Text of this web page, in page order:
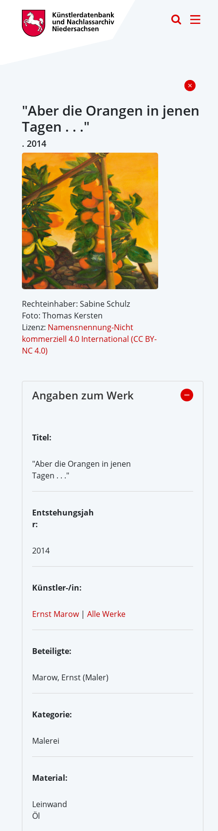
"Aber die Orangen in jenen
Tagen . . ."
. 2014
Rechteinhaber: Sabine Schulz
Foto: Thomas Kersten
Lizenz: Namensnennung-Nicht
kommerziell 4.0 International (CC BY-
NC 4.0)
Angaben zum Werk
Titel:
"Aber die Orangen in jenen
Tagen . . ."
Entstehungsjah
r:
2014
Künstler-/in:
Ernst Marow| Alle Werke
Beteiligte:
Marow, Ernst (Maler)
Kategorie:
Malerei
Material:
Leinwand
Öl